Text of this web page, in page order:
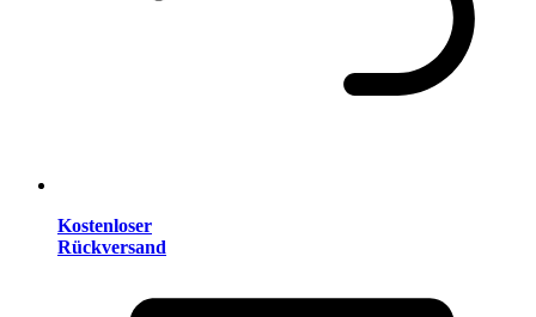
Kostenloser
Rückversand